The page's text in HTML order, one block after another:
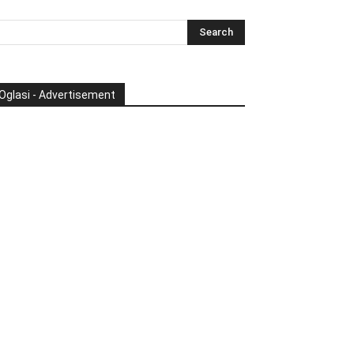
- Advertisement